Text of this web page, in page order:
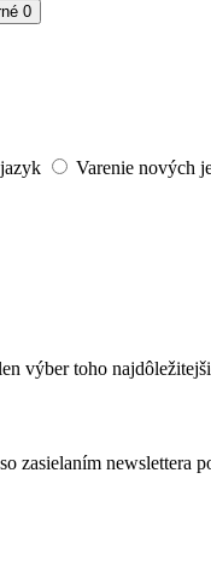
0
Varenie nových
výber toho
zasielaním newslettera